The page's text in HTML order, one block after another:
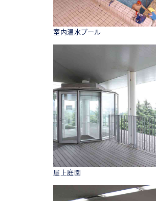
室内温水プール
屋上庭園